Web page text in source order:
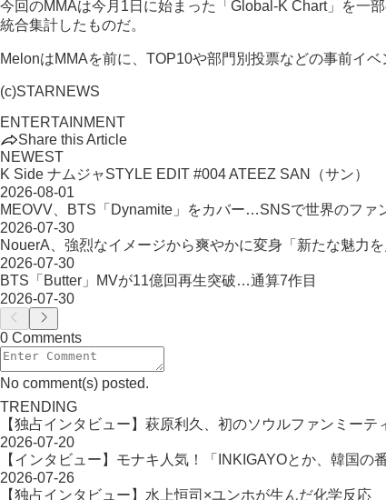
今回のMMAは今月1日に始まった「Global-K Chart」を一
統合集計したものだ。
MelonはMMAを前に、TOP10や部門別投票などの事前イ
(c)STARNEWS
ENTERTAINMENT
Share this Article
NEWEST
K Side ナムジャSTYLE EDIT #004 ATEEZ SAN（サン）
2026-08-01
MEOVV、BTS「Dynamite」をカバー…SNSで世界のファ
2026-07-30
NouerA、強烈なイメージから爽やかに変身「新たな魅力を
2026-07-30
BTS「Butter」MVが11億回再生突破…通算7作目
2026-07-30
0 Comments
No comment(s) posted.
TRENDING
【独占インタビュー】萩原利久、初のソウルファンミー
2026-07-20
【インタビュー】モナキ人気！「INKIGAYOとか、韓国の
2026-07-26
【独占インタビュー】水上恒司×ユンホが生んだ化学反